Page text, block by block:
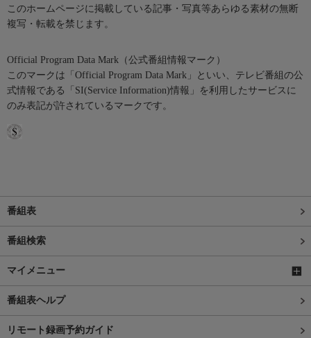
このホームページに掲載している記事・写真等あらゆる素材の無断
複写・転載を禁じます。
Official Program Data Mark（公式番組情報マーク）
このマークは「Official Program Data Mark」といい、テレビ番組の公
式情報である「SI(Service Information)情報」を利用したサービスに
のみ表記が許されているマークです。
番組表
番組検索
マイメニュー
番組表ヘルプ
リモート録画予約ガイド